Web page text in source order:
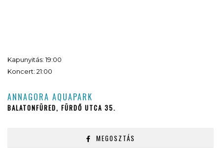
Kapunyitás: 19:00
Koncert: 21:00
ANNAGORA AQUAPARK
BALATONFÜRED, FÜRDŐ UTCA 35.
MEGOSZTÁS